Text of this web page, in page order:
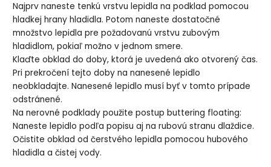
Najprv naneste tenkú vrstvu lepidla na podklad pomocou
hladkej hrany hladidla. Potom naneste dostatočné
množstvo lepidla pre požadovanú vrstvu zubovým
hladidlom, pokiaľ možno v jednom smere.
Klaďte obklad do doby, ktorá je uvedená ako otvorený čas.
Pri prekročení tejto doby na nanesené lepidlo
neobkladajte. Nanesené lepidlo musí byť v tomto prípade
odstránené.
Na nerovné podklady použite postup buttering floating:
Naneste lepidlo podľa popisu aj na rubovú stranu dlaždice.
Očistite obklad od čerstvého lepidla pomocou hubového
hladidla a čistej vody.